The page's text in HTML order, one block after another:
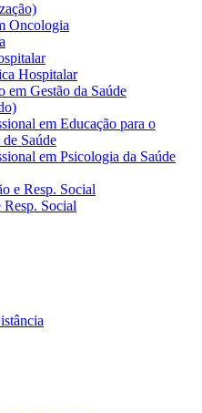
Oncologia
Hospitalar
Gestão da Saúde
em Educação para o
Saúde
em Psicologia da Saúde
e Resp. Social
Resp. Social